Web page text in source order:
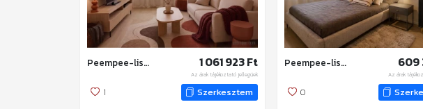
Peempee-lista 1 061 923 Ft
Az árak tájékoztató jellegűek
1 Szerkesztem
Peempee-lista 609
Az árak
0